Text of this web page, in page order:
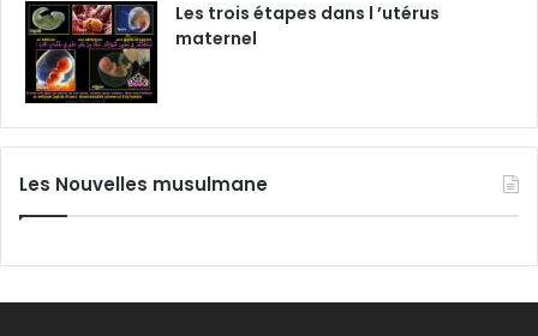
Les trois étapes dans l ’utérus
maternel
Les Nouvelles musulmane